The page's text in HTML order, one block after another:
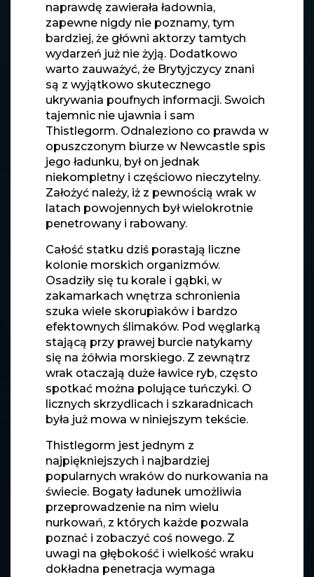
naprawdę zawierała ładownia,
zapewne nigdy nie poznamy, tym
bardziej, że główni aktorzy tamtych
wydarzeń już nie żyją. Dodatkowo
warto zauważyć, że Brytyjczycy znani
są z wyjątkowo skutecznego
ukrywania poufnych informacji. Swoich
tajemnic nie ujawnia i sam
Thistlegorm. Odnaleziono co prawda w
opuszczonym biurze w Newcastle spis
jego ładunku, był on jednak
niekompletny i częściowo nieczytelny.
Założyć należy, iż z pewnością wrak w
latach powojennych był wielokrotnie
penetrowany i rabowany.
Całość statku dziś porastają liczne
kolonie morskich organizmów.
Osadziły się tu korale i gąbki, w
zakamarkach wnętrza schronienia
szuka wiele skorupiaków i bardzo
efektownych ślimaków. Pod węglarką
stającą przy prawej burcie natykamy
się na żółwia morskiego. Z zewnątrz
wrak otaczają duże ławice ryb, często
spotkać można polujące tuńczyki. O
licznych skrzydlicach i szkaradnicach
była już mowa w niniejszym tekście.
Thistlegorm jest jednym z
najpiękniejszych i najbardziej
popularnych wraków do nurkowania na
świecie. Bogaty ładunek umożliwia
przeprowadzenie na nim wielu
nurkowań, z których każde pozwala
poznać i zobaczyć coś nowego. Z
uwagi na głębokość i wielkość wraku
dokładna penetracja wymaga